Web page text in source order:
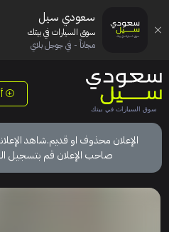
الإعلان محذوف او قديم.شاهد
صاحب الإعلان قم بتسجيل
سعودي سيل
سوق السيارات في بيتك
مجاناً - في جوجل بلاي